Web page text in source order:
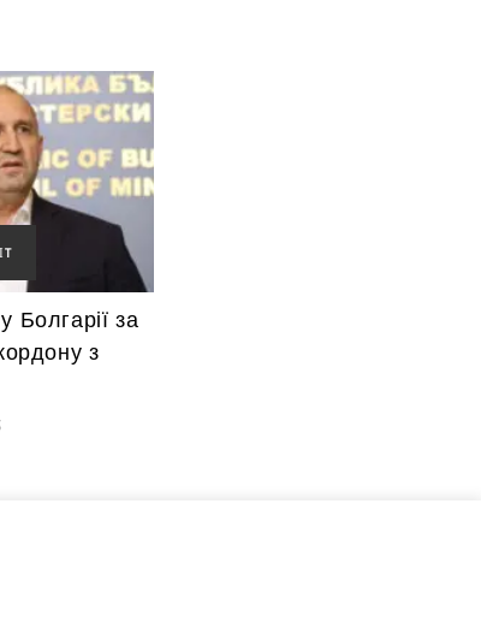
Болгарії за
з